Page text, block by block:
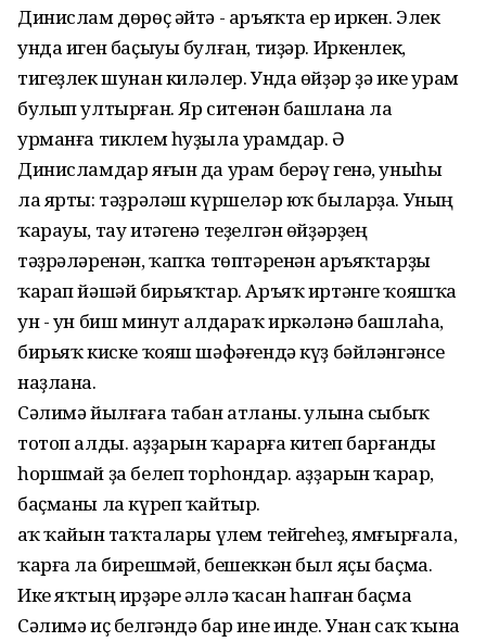
Динислам дөрөҫ әйтә - аръяҡта ер иркен. Элек
унда иген баҫыуы булған, тиҙәр. Иркенлек,
тигеҙлек шунан киләлер. Унда өйҙәр ҙә ике урам
булып ултырған. Яр ситенән башлана ла
урманға тиклем һуҙыла урамдар. Ә
Динисламдар яғын да урам берәү генә, уныһы
ла ярты: тәҙрәләш күршеләр юҡ быларҙа. Уның
ҡарауы, тау итәгенә теҙелгән өйҙәрҙең
тәҙрәләренән, ҡапҡа төптәренән аръяҡтарҙы
ҡарап йәшәй бирьяҡтар. Аръяҡ иртәнге ҡояшҡа
ун - ун биш минут алдараҡ иркәләнә башлаһа,
бирьяҡ киске ҡояш шәфәғендә күҙ бәйләнгәнсе
наҙлана.
Сәлимә йылғаға табан атланы. Ҡулына сыбыҡ
тотоп алды. Ҡаҙҙарын ҡарарға китеп барғанды
һоршмай ҙа белеп торһондар. Ҡаҙҙарын ҡарар,
баҫманы ла күреп ҡайтыр.
Ҡаҡ ҡайын таҡталары үлем тейгеһеҙ, ямғырғала,
ҡарға ла бирешмәй, бешеккән был яҫы баҫма.
Ике яҡтың ирҙәре әллә ҡасан һапған баҫма
Сәлимә иҫ белгәндә бар ине инде. Унан саҡ ҡына